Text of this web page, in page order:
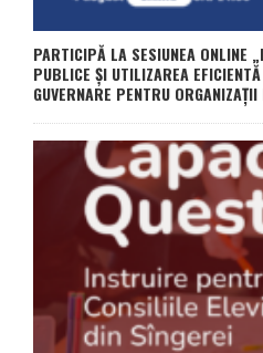
PARTICIPĂ LA SESIUNEA ONLINE
PUBLICE ȘI UTILIZAREA
GUVERNARE PENTRU ORGANIZAȚII